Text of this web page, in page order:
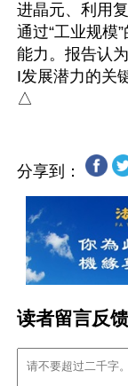
进晶元、利用
通过“工业规模
能力。报告认
I发展潜力的关
分享到：
读者留言反